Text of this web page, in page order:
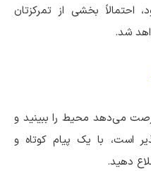
احتمالاً بخشی از تمرکزتان
شد.
می‌دهد محیط را ببینید و
است، با یک پیام کوتاه و
دهید.